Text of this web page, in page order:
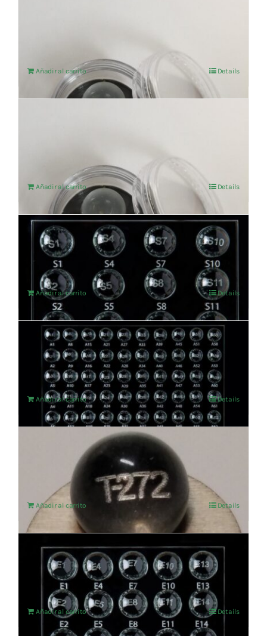
Añadir al carrito Details
Añadir al carrito Details
SET DE SALES TISULARES
942,15€ IVA no incluído
Añadir al carrito Details
SET DE AMINOÁCIDOS
5.024,79€ IVA no incluído
Añadir al carrito Details
RECONEC+ ESPECIFICO BOLA T-272
IVA no incluído
Añadir al carrito Details
SET DE ESPECÍFICOS
1.177,69€ IVA no incluído
Añadir al carrito Details